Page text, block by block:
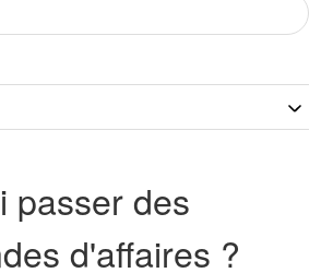
passer des
d'affaires ?